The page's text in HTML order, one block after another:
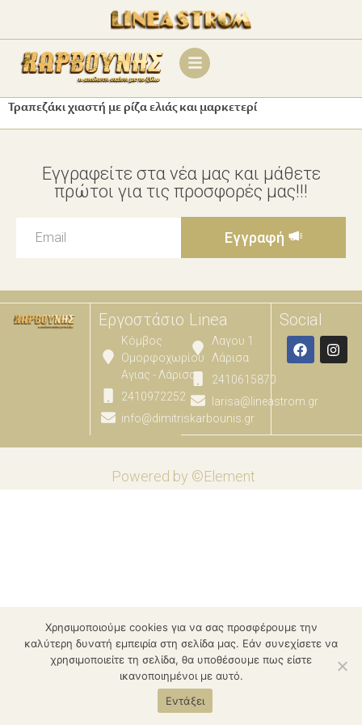
Τραπεζάκι χιαστή με ρίζα ελιάς και μαρκετερί
Εγγραφείτε στα νέα μας και μάθετε
πρώτοι για τις προσφορές μας!!!
Εγγραφή
Εργοστάσιο
Κόμβος
Ομορφοχωρίου
Αγιας - Λάρισας
2410972252
info@dimitriskarbounis.gr
Linea
Λαγου 1
Λάρισα
2410615870
larisa@lineastrom.gr
Social
Powered by ©Element
Χρησιμοποιούμε cookies για να σας προσφέρουμε την
καλύτερη δυνατή εμπειρία στη σελίδα μας. Εάν συνεχίσετε να
χρησιμοποιείτε τη σελίδα, θα υποθέσουμε πως είστε
ικανοποιημένοι με αυτό.
Εντάξει